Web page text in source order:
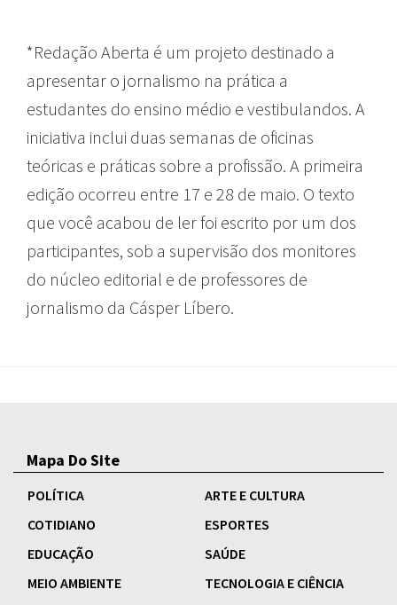
*Redação Aberta é um projeto destinado a
apresentar o jornalismo na prática a
estudantes do ensino médio e vestibulandos. A
iniciativa inclui duas semanas de oficinas
teóricas e práticas sobre a profissão. A primeira
edição ocorreu entre 17 e 28 de maio. O texto
que você acabou de ler foi escrito por um dos
participantes, sob a supervisão dos monitores
do núcleo editorial e de professores de
jornalismo da Cásper Líbero.
Mapa Do Site
POLÍTICA
ARTE E CULTURA
COTIDIANO
ESPORTES
EDUCAÇÃO
SAÚDE
MEIO AMBIENTE
TECNOLOGIA E CIÊNCIA